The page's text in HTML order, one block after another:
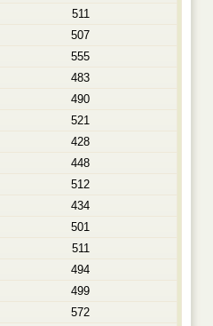
511
507
555
483
490
521
428
448
512
434
501
511
494
499
572